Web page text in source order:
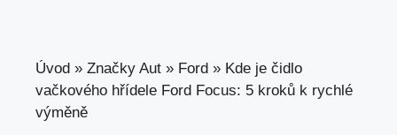
Úvod » Značky Aut » Ford » Kde je čidlo
vačkového hřídele Ford Focus: 5 kroků k rychlé
výměně